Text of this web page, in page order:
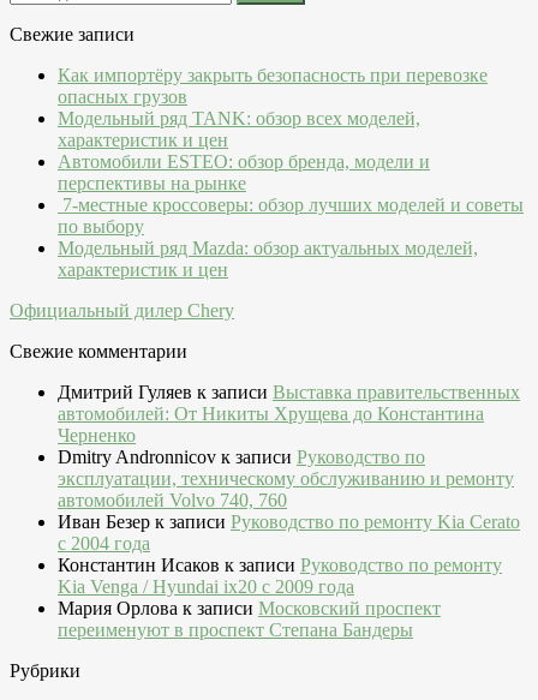
Свежие записи
Как импортёру закрыть безопасность при перевозке
опасных грузов
Модельный ряд TANK: обзор всех моделей,
характеристик и цен
Автомобили ESTEO: обзор бренда, модели и
перспективы на рынке
7-местные кроссоверы: обзор лучших моделей и советы
по выбору
Модельный ряд Mazda: обзор актуальных моделей,
характеристик и цен
Официальный дилер Chery
Свежие комментарии
Дмитрий Гуляев к записи Выставка правительственных
автомобилей: От Никиты Хрущева до Константина
Черненко
Dmitry Andronnicov к записи Руководство по
эксплуатации, техническому обслуживанию и ремонту
автомобилей Volvo 740, 760
Иван Безер к записи Руководство по ремонту Kia Cerato
c 2004 года
Константин Исаков к записи Руководство по ремонту
Kia Venga / Hyundai ix20 c 2009 года
Мария Орлова к записи Московский проспект
переименуют в проспект Степана Бандеры
Рубрики